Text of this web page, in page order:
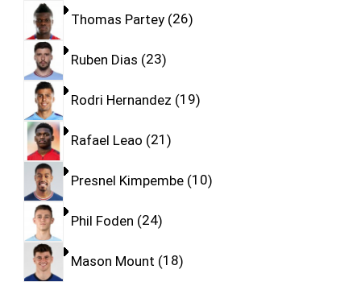
Thomas Partey 26
Ruben Dias 23
Rodri Hernandez 19
Rafael Leao 21
Presnel Kimpembe 10
Phil Foden 24
Mason Mount 18